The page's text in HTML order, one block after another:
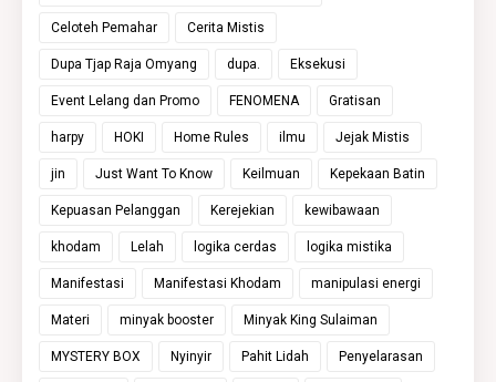
Celoteh Pemahar Cerita Mistis
Dupa Tjap Raja Omyang dupa. Eksekusi
Event Lelang dan Promo FENOMENA Gratisan
harpy HOKI Home Rules ilmu Jejak Mistis
jin Just Want To Know Keilmuan Kepekaan Batin
Kepuasan Pelanggan Kerejekian kewibawaan
khodam Lelah logika cerdas logika mistika
Manifestasi Manifestasi Khodam manipulasi energi
Materi minyak booster Minyak King Sulaiman
MYSTERY BOX Nyinyir Pahit Lidah Penyelarasan